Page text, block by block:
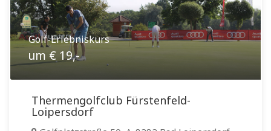
Golf-Erlebniskurs
um € 19,-
Thermengolfclub Fürstenfeld-
Loipersdorf